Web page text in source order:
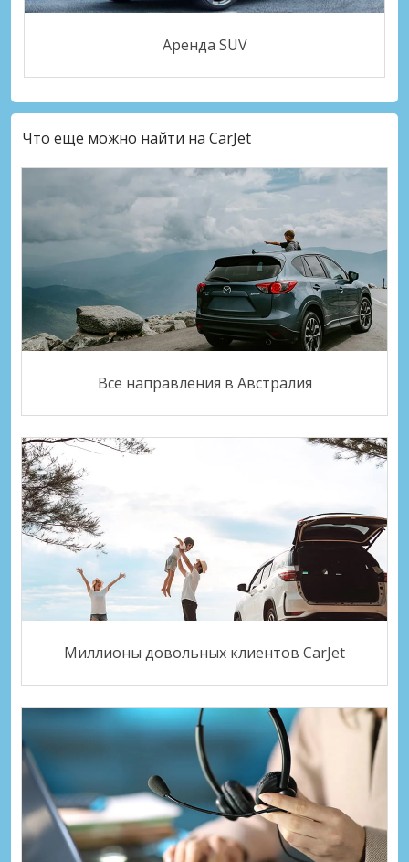
Аренда SUV
Что ещё можно найти на CarJet
Все направления в Австралия
Миллионы довольных клиентов CarJet